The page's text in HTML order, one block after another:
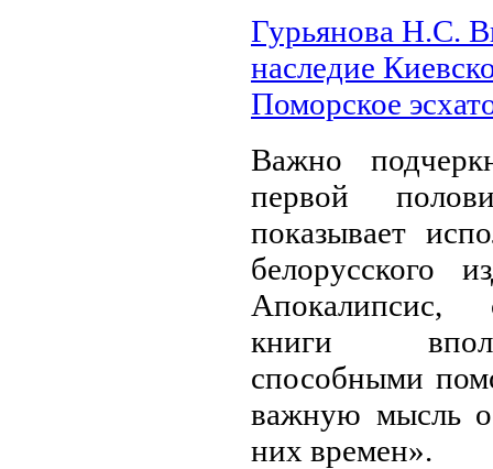
Гурьянова Н.С.
наследие
Поморское
Важно
первой
показывает
белорусского
Апокалип­сис,
книги
способными
важную мысль
них времен».